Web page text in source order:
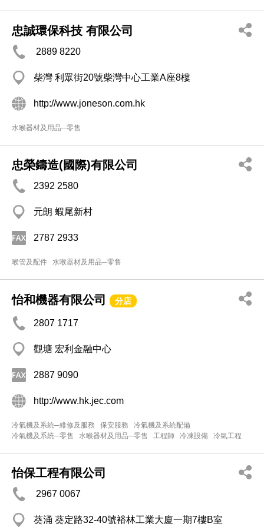
忠誠環保科技 有限公司
2889 8220
柴灣 利眾街20號柴灣中心工業A座8樓
http://www.joneson.com.hk
水喉器材及用品─零售
忠榮鑄造(國際)有限公司
2392 2580
元朗 蝦尾新村
2787 2933
喉管及配件 水喉器材及用品─零售
怡和機器有限公司 分店
2807 1717
觀塘 宏利金融中心
2887 9090
http://www.hk.jec.com
冷氣機及系統─維修及服務 保安服務
冷氣機及系統配備
冷氣機及系統─零售
水喉器材及用品─零售 工程師 冷凍設備 冷氣工程
怡保工程有限公司
2967 0067
葵涌 葵定路32-40號裕林工業大廈一期7樓B室